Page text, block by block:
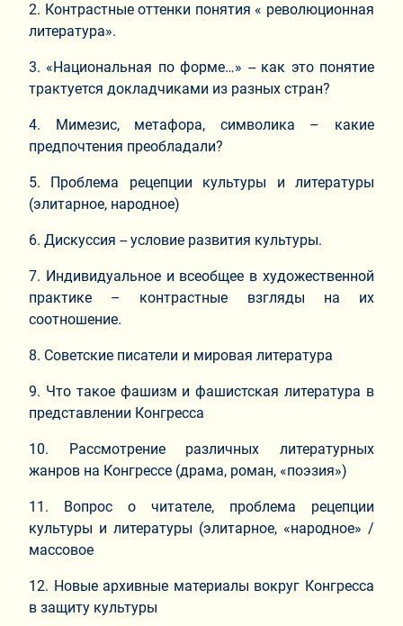
2. Контрастные оттенки понятия « революционная
литература».
3. «Национальная по форме…» -- как это понятие
трактуется докладчиками из разных стран?
4. Мимезис, метафора, символика – какие
предпочтения преобладали?
5. Проблема рецепции культуры и литературы
(элитарное, народное)
6. Дискуссия -- условие развития культуры.
7. Индивидуальное и всеобщее в художественной
практике – контрастные взгляды на их
соотношение.
8. Советские писатели и мировая литература
9. Что такое фашизм и фашистская литература в
представлении Конгресса
10. Рассмотрение различных литературных
жанров на Конгрессе (драма, роман, «поэзия»)
11. Вопрос о читателе, проблема рецепции
культуры и литературы (элитарное, «народное» /
массовое
12. Новые архивные материалы вокруг Конгресса
в защиту культуры